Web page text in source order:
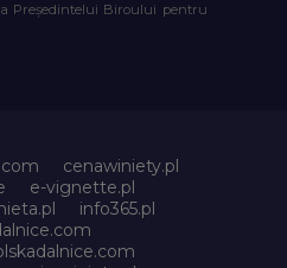
Președintelui Biroului pentru
cenawiniety.pl
e-vignette.pl
info365.pl